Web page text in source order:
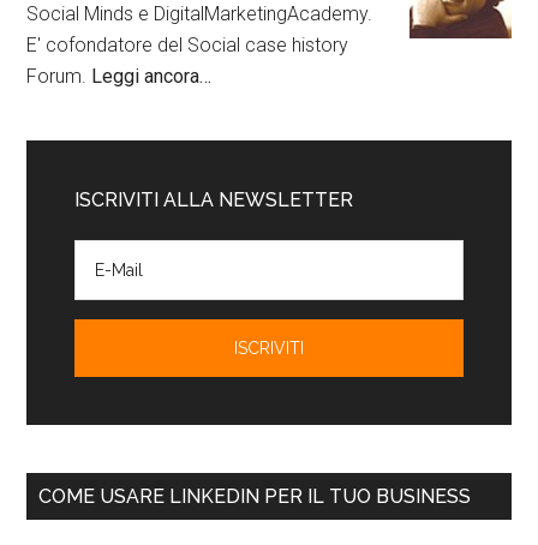
Social Minds e DigitalMarketingAcademy.
E' cofondatore del Social case history
Forum. Leggi ancora…
ISCRIVITI ALLA NEWSLETTER
COME USARE LINKEDIN PER IL TUO BUSINESS